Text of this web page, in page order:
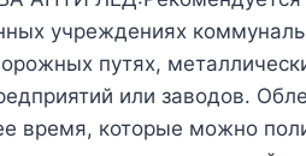
учреждениях
путях,
или заводов.
время, которые можно